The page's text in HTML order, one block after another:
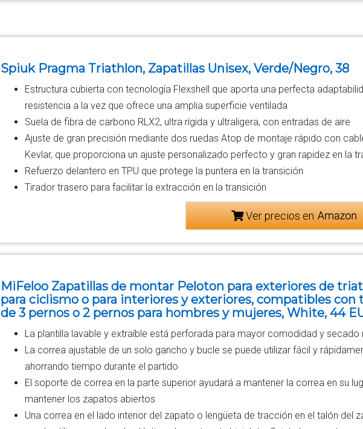
Spiuk Pragma Triathlon, Zapatillas Unisex, Verde/Negro, 38
Estructura cubierta con tecnología Flexshell que aporta una perfecta
resistencia a la vez que ofrece una amplia superficie ventilada
Suela de fibra de carbono RLX2, ultra rígida y ultraligera, con entradas de aire
Ajuste de gran precisión mediante dos ruedas Atop de montaje rápido con
Kevlar, que proporciona un ajuste personalizado perfecto y gran rapidez en la
Refuerzo delantero en TPU que protege la puntera en la transición
Tirador trasero para facilitar la extracción en la transición
Ver precios en
MiFeloo Zapatillas de montar Peloton para exteriores de
para ciclismo o para interiores y exteriores, compatibles con
de 3 pernos o 2 pernos para hombres y mujeres, White, 44
La plantilla lavable y extraíble está perforada para mayor comodidad y secado
La correa ajustable de un solo gancho y bucle se puede utilizar fácil y
ahorrando tiempo durante el partido
El soporte de correa en la parte superior ayudará a mantener la correa en su
mantener los zapatos abiertos
Una correa en el lado interior del zapato o lengüeta de tracción en el talón del